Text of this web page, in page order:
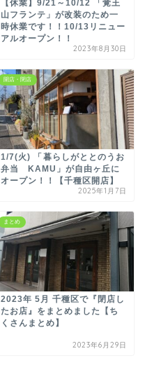
【休業】9/21～10/12 「覚王
山フランテ」が改装のため一
時休業です！！10/13リニュー
アルオープン！！
2023年8月30日
開店・閉店
1/7(火) 「⁡暮らしがととのうお
弁当 KAMU」が自由ヶ丘に
オープン！！【千種区開店】
2025年1月7日
まとめ
2023年 5月 千種区で『閉店し
たお店』をまとめました【ち
くさんまとめ】
2023年6月29日